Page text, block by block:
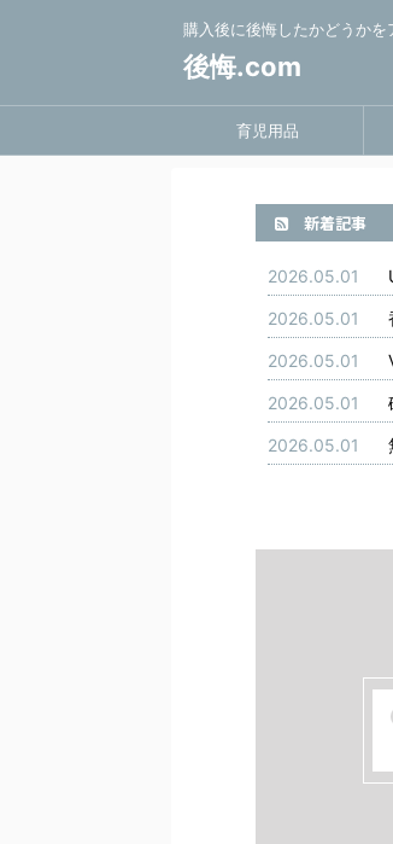
購入後に後悔したかどうかを
後悔.com
育児用品
新着記事
2026.05.01
2026.05.01
2026.05.01
2026.05.01
2026.05.01